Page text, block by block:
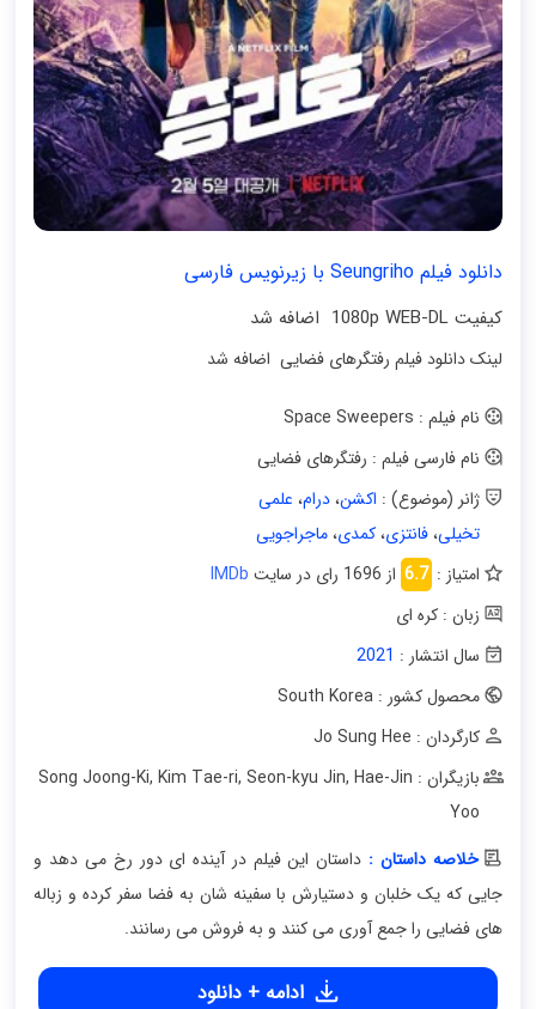
دانلود فیلم Seungriho با زیرنویس فارسی
کیفیت 1080p WEB-DL اضافه شد
لینک دانلود فیلم رفتگرهای فضایی اضافه شد
نام فیلم : Space Sweepers
نام فارسی فیلم : رفتگرهای فضایی
ژانر (موضوع) : اکشن،درام، علمی
تخیلی،فانتزی،کمدی،ماجراجویی
امتیاز : 6.7 از 1696 رای در سایت
IMDb
زبان : کره ای
سال انتشار : 2021
محصول کشور : South Korea
کارگردان : Jo Sung Hee
بازیگران : Song Joong-Ki
, Kim Tae-ri, Seon-kyu Jin, Hae-Jin
Yoo
خلاصه داستان : داستان این فیلم در آینده ای دور رخ می دهد و
جایی که یک خلبان و دستیارش با سفینه شان به فضا سفر کرده و زباله
های فضایی را جمع آوری می کنند و به فروش می رسانند.
ادامه + دانلود